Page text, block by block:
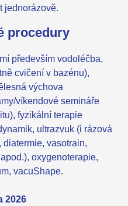
jednorázově.
procedury
především vodoléčba,
cvičení v bazénu),
výchova
víkendové semináře
fyzikální terapie
ultrazvuk (i rázová
vasotrain,
oxygenoterapie,
vacuShape.
2026